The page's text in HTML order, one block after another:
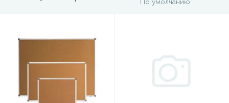
По умолчанию